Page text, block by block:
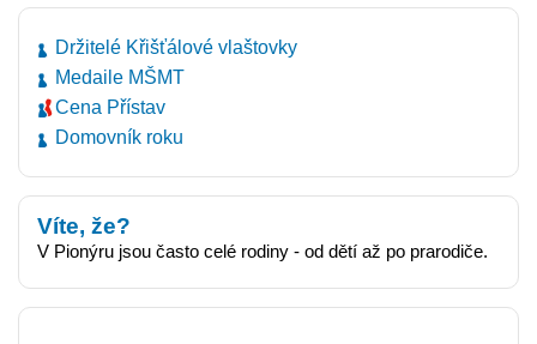
Držitelé Křišťálové vlaštovky
Medaile MŠMT
Cena Přístav
Domovník roku
Víte, že?
V Pionýru jsou často celé rodiny - od dětí až po prarodiče.